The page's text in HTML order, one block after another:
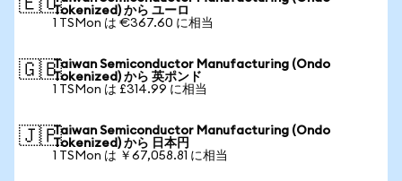
🇪🇺Tokenized) から ユーロ
1 TSMon は €367.60 に相当
🇬🇧Taiwan Semiconductor Manufacturing (Ondo
Tokenized) から 英ポンド
1 TSMon は £314.99 に相当
🇯🇵Taiwan Semiconductor Manufacturing (Ondo
Tokenized) から 日本円
1 TSMon は ￥67,058.81 に相当